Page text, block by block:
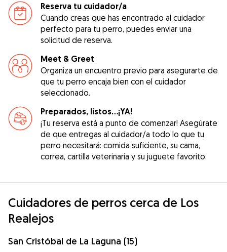
Reserva tu cuidador/a
Cuando creas que has encontrado al cuidador
perfecto para tu perro, puedes enviar una
solicitud de reserva.
Meet & Greet
Organiza un encuentro previo para asegurarte de
que tu perro encaja bien con el cuidador
seleccionado.
Preparados, listos...¡YA!
¡Tu reserva está a punto de comenzar! Asegúrate
de que entregas al cuidador/a todo lo que tu
perro necesitará: comida suficiente, su cama,
correa, cartilla veterinaria y su juguete favorito.
Cuidadores de perros cerca de Los
Realejos
San Cristóbal de La Laguna (15)